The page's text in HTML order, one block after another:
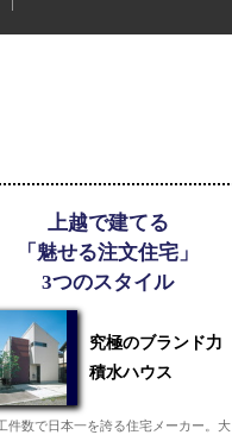
上越で建てる
「魅せる注文住宅」
3つのスタイル
究極のブランド力
積水ハウス
件数で日本一を誇る住宅メーカー。大